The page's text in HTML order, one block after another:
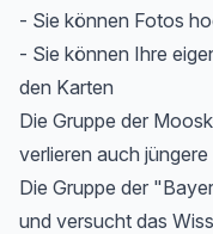
- Sie können Fotos
- Sie können Ihre
den Karten
Die Gruppe der
verlieren auch
Die Gruppe der
und versucht das